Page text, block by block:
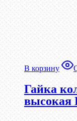
В корзину
Гайка
высокая